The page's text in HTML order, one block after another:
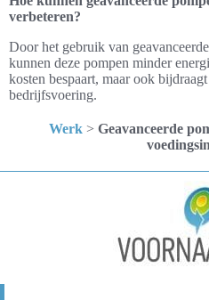
verbeteren?
Door het gebruik van
kunnen deze pompen minder
kosten bespaart, maar ook
bedrijfsvoering.
Werk > Geavanceerde